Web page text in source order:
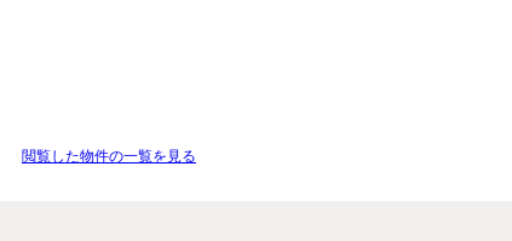
閲覧した物件の一覧を見る